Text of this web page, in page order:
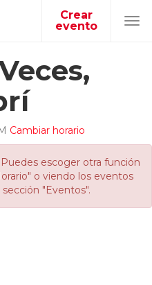
Crear
evento
Cambiar horario
Puedes escoger otra función
o viendo los eventos
"Eventos".